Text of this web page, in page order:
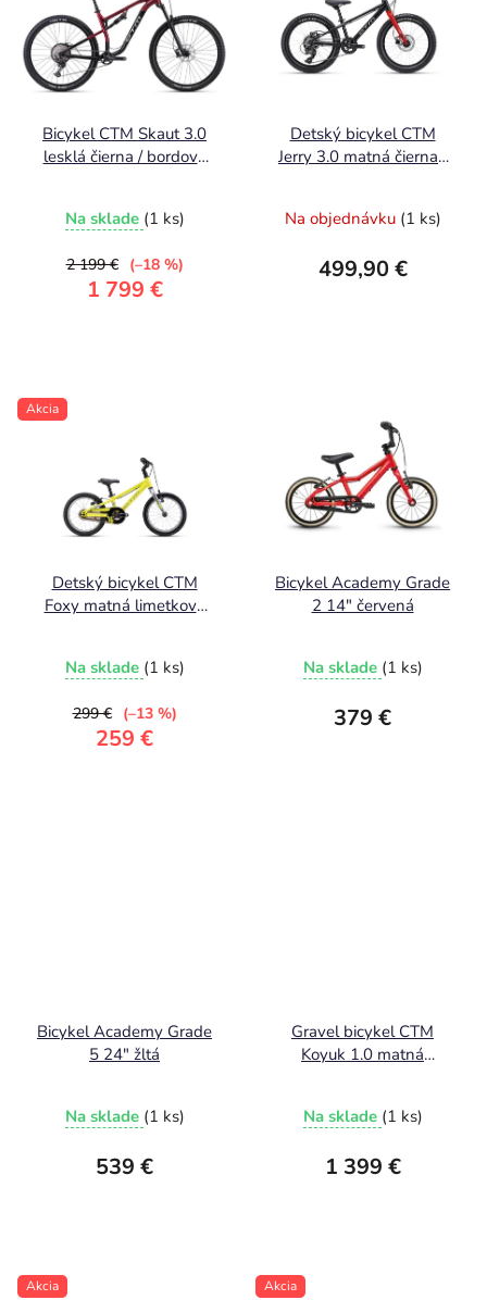
Bicykel CTM Skaut 3.0
lesklá čierna / bordová
Na sklade (1 ks)
1 799 €
2 199 € (–18 %)
Detský bicykel CTM
Jerry 3.0 matná čierna /
Na objednávku (1 ks)
499,90 €
Akcia
Detský bicykel CTM
Foxy matná limetková
Na sklade (1 ks)
259 €
299 € (–13 %)
Bicykel Academy Grade
2 14" červená
Na sklade (1 ks)
379 €
Bicykel Academy Grade
5 24" žltá
Na sklade (1 ks)
539 €
Gravel bicykel CTM
Koyuk 1.0 matná
Na sklade (1 ks)
1 399 €
Akcia Akcia